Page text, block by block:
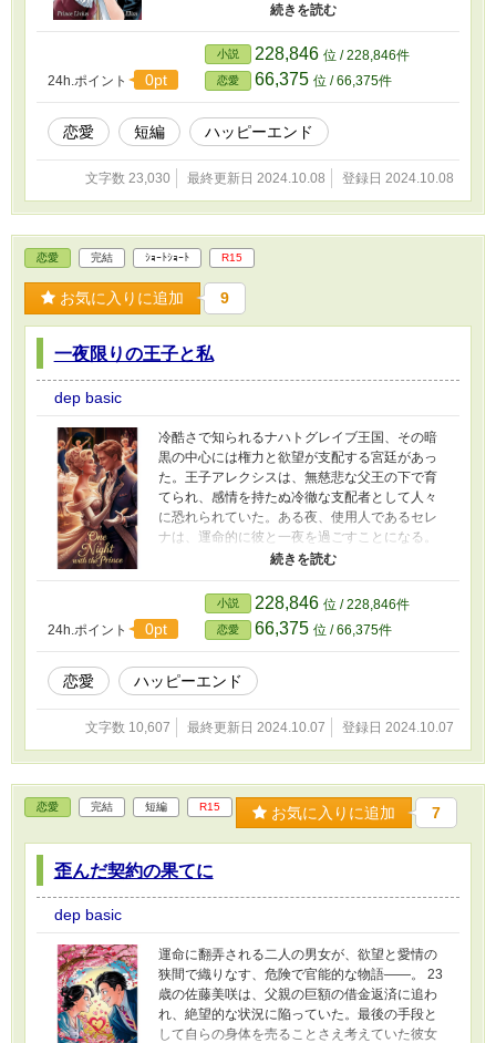
係は周囲の貴族たちの嫉妬や疑念により複雑な
状況へと巻き込まれる。アキラが王位継承のた
めの「道具」として利用されているのではない
かという噂が広まり、王宮内では陰謀が渦巻
く。レオンとアキラの関係は契約結婚から本物
るのか――二人はその選択に直面することにな
る。 アキラ自身も、性転換後の自分のアイデン
ティティに深く悩む。彼女は女性として生きる
ことが正しいのか、そして王子の妻としての役
ようと奮闘する。 偽りの結婚から始まった二人
の物語は、次第に真実の愛へと変わるのか。そ
れとも、性別や身分の違いが二人の間に永遠の
溝を作るのか。契約結婚という枠に囚われなが
らも、真実の愛を探し求める二人の物語が今、
動き出す。
う歪んだ信念が根付いていた。 一方、平民の娘
エリザは、ある偶然の出来事から王宮に召し上
げられ、リヴィウスの策略に巻き込まれる。彼
女は「王子様との恋」という夢のような幻想を
抱きながらも、リヴィウスが仕掛ける愛の駆け
引きに翻弄される。リヴィウスは彼女を誘惑
し、偽りの愛を演じて彼女の心を弄ぼうとする
が、次第にエリザの純粋さに動揺し始める。 エ
リザは、リヴィウスの心の奥に潜む孤独と悲し
みを感じ取り、彼の本当の姿を見つけたいと願
闘する。しかし、リヴィウスは長年の歪んだ愛
の信念に囚われ、エリザの想いを受け入れるこ
とができない。 二人は偽りの愛のゲームの中で
対峙し、愛とは何かを問い続ける。エリザはリ
ヴィウスの心を開かせることができるのか？そ
れとも、リヴィウスは愛をただの策略として捉
え続けるのか？真実の愛と偽りの愛の狭間で揺
24h.ポイント 0pt
小説 228,846 位 / 228,846件
恋愛 66,375 位 / 66,375件
恋愛 短編 ハッピーエンド
文字数 23,030 最終更新日 2024.10.08 登録日 2024.10.08
恋愛 完結 ｼｮｰﾄｼｮｰﾄ R15
お気に入りに追加 9
一夜限りの王子と私
dep basic
冷酷さで知られるナハトグレイブ王国、その暗
黒の中心には権力と欲望が支配する宮廷があっ
た。王子アレクシスは、無慈悲な父王の下で育
てられ、感情を持たぬ冷徹な支配者として人々
に恐れられていた。ある夜、使用人であるセレ
ナは、運命的に彼と一夜を過ごすことになる。
彼女にとってそれは、忘れられない夜だった
すぎなかった。 しかし、彼の冷酷な態度の裏に
は、王国の腐敗した制度に縛られた本当の姿が
隠されていた。セレナは彼の内に潜む孤独と悲
しみを感じ、次第に心を引かれていく。彼女は
アレクシスに対して、真実の愛を見つけ出そう
とするが、彼は歪んだ愛に囚われ続け、彼女を
拒絶する。 ナハトグレイブ王国の陰謀と裏切り
が渦巻く中、セレナとアレクシスはお互いの心
に深く関わることになる。歪んだ欲望の中で二
しかし、真実の愛が勝つのか、それとも彼女も
また欲望の餌食となるのか――。 裏切りと欲
られない試練へと向かっていく。
24h.ポイント 0pt
小説 228,846 位 / 228,846件
恋愛 66,375 位 / 66,375件
恋愛 ハッピーエンド
文字数 10,607 最終更新日 2024.10.07 登録日 2024.10.07
恋愛 完結 短編 R15 お気に入りに追加 7
歪んだ契約の果てに
dep basic
運命に翻弄される二人の男女が、欲望と愛情の
狭間で織りなす、危険で官能的な物語――。 23
歳の佐藤美咲は、父親の巨額の借金返済に追わ
れ、絶望的な状況に陥っていた。最後の手段と
して自らの身体を売ることさえ考えていた彼女